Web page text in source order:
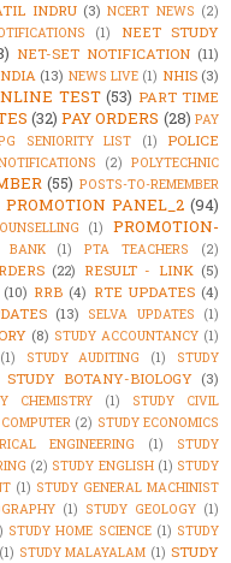
INDRU (3) NCERT NEWS (2)
(1)
NEET STUDY
NET-SET NOTIFICATION (11)
(13) NEWS LIVE (1) NHIS (3)
TEST (53) PART TIME
(32) PAY ORDERS (28) PAY
SENIORITY LIST (1)
POLICE
(2) POLYTECHNIC
(55) POSTS-TO-REMEMBER
PROMOTION PANEL_2 (94)
(1)
PROMOTION-
BANK (1) PTA TEACHERS
(2)
(22) RESULT - LINK (5)
(10) RRB (4) RTE UPDATES (4)
(13) SELVA UPDATES
(1)
(8) STUDY ACCOUNTANCY (1)
(1) STUDY AUDITING (1)
STUDY
STUDY BOTANY-BIOLOGY (3)
CHEMISTRY (1)
STUDY CIVIL
(2) STUDY ECONOMICS
ENGINEERING (1)
STUDY
(2) STUDY ENGLISH (1) STUDY
(1) STUDY GENERAL MACHINIST
(1) STUDY GEOLOGY (1)
STUDY HOME SCIENCE (1) STUDY
(1) STUDY MALAYALAM (1) STUDY